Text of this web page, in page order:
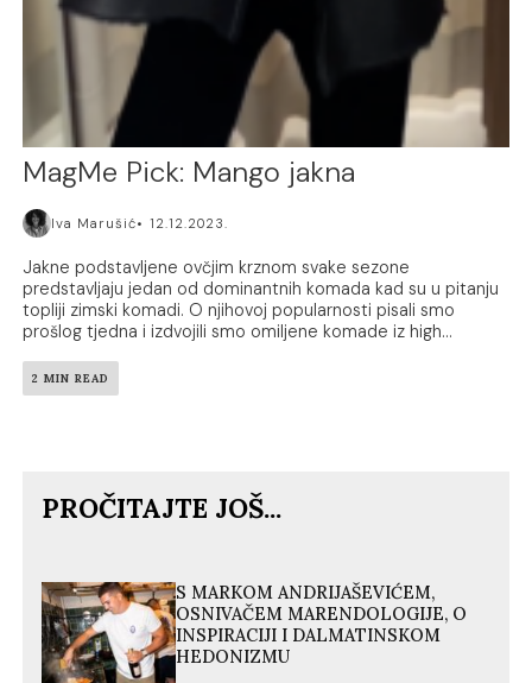
MagMe Pick: Mango jakna
Iva Marušić 12.12.2023.
Jakne podstavljene ovčjim krznom svake sezone
predstavljaju jedan od dominantnih komada kad su u pitanju
topliji zimski komadi. O njihovoj popularnosti pisali smo
prošlog tjedna i izdvojili smo omiljene komade iz high...
2 MIN READ
PROČITAJTE JOŠ...
S MARKOM ANDRIJAŠEVIĆEM,
OSNIVAČEM MARENDOLOGIJE, O
INSPIRACIJI I DALMATINSKOM
HEDONIZMU